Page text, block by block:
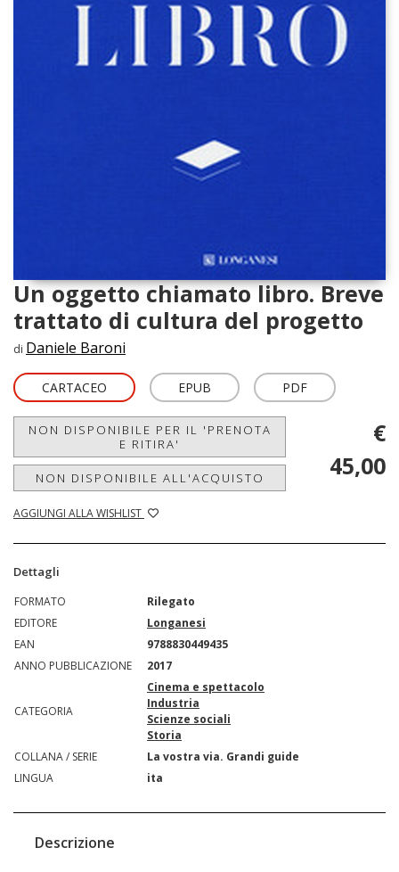
Un oggetto chiamato libro. Breve
trattato di cultura del progetto
di Daniele Baroni
CARTACEO EPUB PDF
NON DISPONIBILE PER IL 'PRENOTA
E RITIRA'
NON DISPONIBILE ALL'ACQUISTO
AGGIUNGI ALLA WISHLIST
€
45,00
Dettagli
FORMATO
Rilegato
EDITORE
Longanesi
EAN
9788830449435
ANNO PUBBLICAZIONE
2017
CATEGORIA
Cinema e spettacolo
Industria
Scienze sociali
Storia
COLLANA / SERIE
La vostra via. Grandi guide
LINGUA
ita
Descrizione